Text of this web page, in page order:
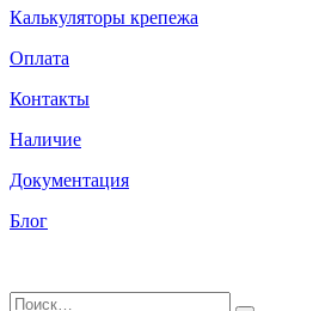
Калькуляторы крепежа
Оплата
Контакты
Наличие
Документация
Блог